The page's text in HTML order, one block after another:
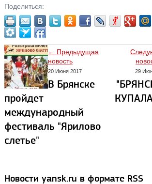
Поделиться:
← Предыдущая
новость
20 Июня 2017
В Брянске
пройдет
международный
фестиваль "Ярилово
слетье"
29
Новости yansk.ru в формате RSS